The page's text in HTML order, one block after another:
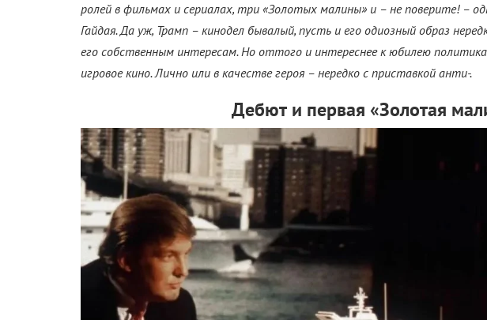
ролей в фильмах и сериалах, три «Золотых малины» и – не поверите! –
Гайдая. Да уж, Трамп – кинодел бывалый, пусть и его одиозный образ
его собственным интересам. Но оттого и интереснее к юбилею
игровое кино. Лично или в качестве героя – нередко с приставкой анти-.
Дебют и первая «Золотая